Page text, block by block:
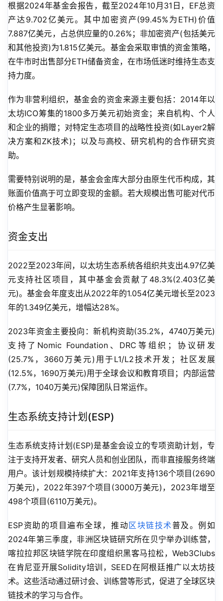
根据2024年基金会报告，截至2024年10月31日，EF总资
产达9.702亿美元。其中加密资产(99.45%为ETH)价值
7.887亿美元，占总供应量的0.26%；非加密资产(包括美元
和其他投资)为1.815亿美元。基金会采取审慎的资金策略，
在牛市时出售部分ETH储备资金，在市场低迷时维持生态支
持力度。
作为非营利组织，基金会的资金来源主要包括：2014年以
太坊ICO筹集的1800多万美元初始资金；来自机构、个人
和企业的捐赠；对特定生态项目的战略性投资(如Layer2解
决方案和ZK技术)；以及与高校、研究机构的合作研究资
助。
需要特别说明的是，基金会金库大部分由原生代币构成，其
账面价值高于可立即变现的金额。若大规模出售可能对代币
价格产生显著影响。
资金支出
2022至2023年间，以太坊生态系统各组织共支出4.97亿美
元支持社区项目，其中基金会贡献了48.3%(2.403亿美
元)。基金会年度支出从2022年的1.054亿美元增长至2023
年的1.349亿美元，增幅达28%。
2023年资金主要投向：新机构资助(35.2%，4740万美元)
支持了Nomic Foundation、DRC等组织；协议研发
(25.7%，3660万美元)用于L1/L2技术开发；社区发展
(12.5%，1690万美元)用于全球会议和教育项目；内部运营
(7.7%，1040万美元)保障团队日常运作。
生态系统支持计划(ESP)
生态系统支持计划(ESP)是基金会设立的专项资助计划，专
注于支持开发者、研究人员和创业团队，而非直接服务终端
用户。该计划规模持续扩大：2021年支持136个项目(2690
万美元)，2022年397个项目(3000万美元)，2023年增至
498个项目(6110万美元)。
ESP资助的项目遍布全球，推动区块链技术普及。例如
2024年第三季度，非洲区块链研究所在贝宁举办训练营，
喀拉拉邦区块链学院在印度组织黑客马拉松，Web3Clubs
在肯尼亚开展Solidity培训，SEED在阿根廷推广以太坊技
术。这些活动通过研讨会、训练营等形式，促进了全球区块
链技术的学习与合作。